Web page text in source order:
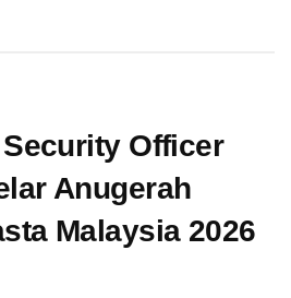
Officer
Anugerah
Malaysia 2026